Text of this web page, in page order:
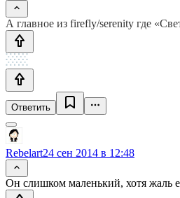
А главное из firefly/serenity где
Ответить
Rebelart24 сен 2014 в 12:48
Он слишком маленький, хотя жаль